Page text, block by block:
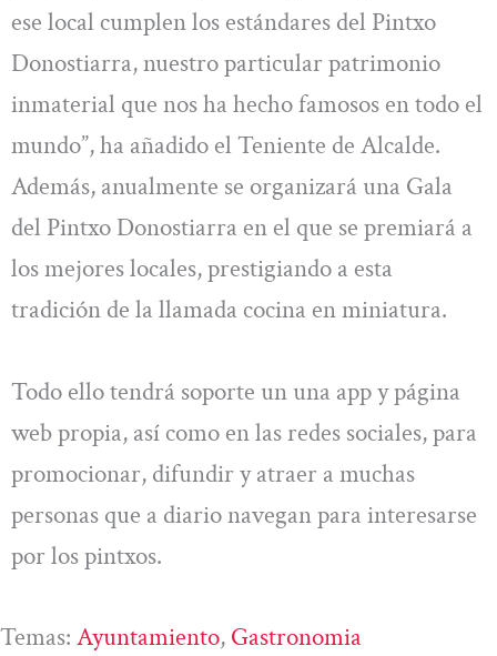
ese local cumplen los estándares del Pintxo
Donostiarra, nuestro particular patrimonio
inmaterial que nos ha hecho famosos en todo el
mundo”, ha añadido el Teniente de Alcalde.
Además, anualmente se organizará una Gala
del Pintxo Donostiarra en el que se premiará a
los mejores locales, prestigiando a esta
tradición de la llamada cocina en miniatura.
Todo ello tendrá soporte un una app y página
web propia, así como en las redes sociales, para
promocionar, difundir y atraer a muchas
personas que a diario navegan para interesarse
por los pintxos.
Temas: Ayuntamiento, Gastronomia